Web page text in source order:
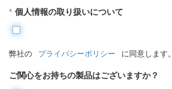
* 個人情報の取り扱いについて
弊社の プライバシーポリシー に同意します。
ご関心をお持ちの製品はございますか？